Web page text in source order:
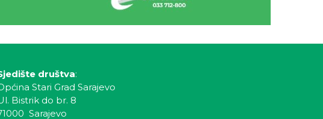
društva:
Stari Grad Sarajevo
Bistrik do br. 8
Sarajevo